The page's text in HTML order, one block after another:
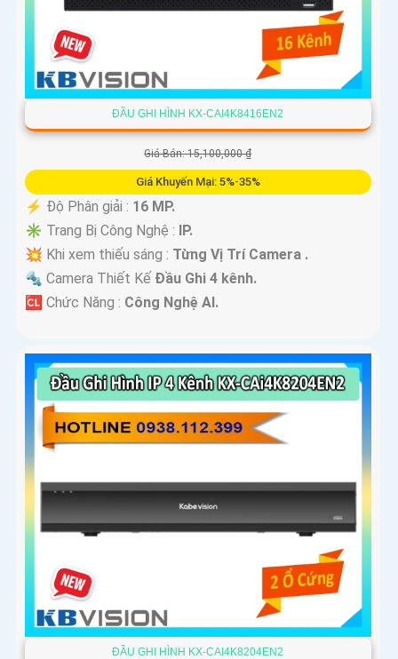
ĐẦU GHI HÌNH KX-CAI4K8416EN2
Giá Bán: 15,100,000 ₫
Giá Khuyến Mại: 5%-35%
️⚡ Độ Phân giải : 16 MP.
✳️ Trang Bị Công Nghệ : IP.
💥 Khi xem thiếu sáng : Từng Vị Trí Camera .
🔩 Camera Thiết Kế Đầu Ghi 4 kênh.
️🆑 Chức Năng : Công Nghệ AI.
ĐẦU GHI HÌNH KX-CAI4K8204EN2